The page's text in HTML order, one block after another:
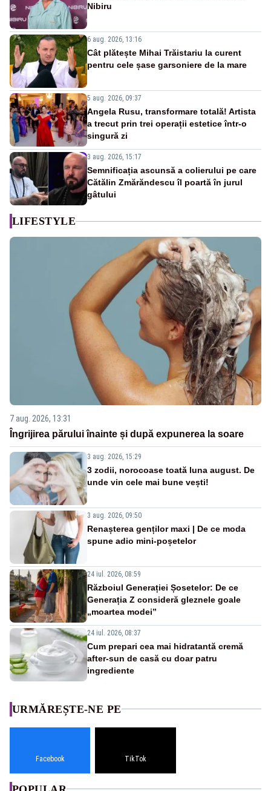
Nibiru
6 aug. 2026, 13:16
Cât plătește Mihai Trăistariu la curent
pentru cele șase garsoniere de la mare
5 aug. 2026, 09:37
Angela Rusu, transformare totală! Artista
a trecut prin trei operații estetice într-o
singură zi
3 aug. 2026, 15:17
Semnificația ascunsă a colierului pe care
Cătălin Zmărăndescu îl poartă în jurul
gâtului
LIFESTYLE
7 aug. 2026, 13:31
Îngrijirea părului înainte și după expunerea la soare
3 aug. 2026, 15:29
3 zodii, norocoase toată luna august. De
unde vin cele mai bune vești!
3 aug. 2026, 09:50
Renașterea genților maxi | De ce moda
spune adio mini-poșetelor
24 iul. 2026, 08:59
Războiul Generației Șosetelor: De ce
Generația Z consideră gleznele goale
„moartea modei”
24 iul. 2026, 08:37
Cum prepari cea mai hidratantă cremă
after-sun de casă cu doar patru
ingrediente
URMĂREȘTE-NE PE
Facebook TikTok